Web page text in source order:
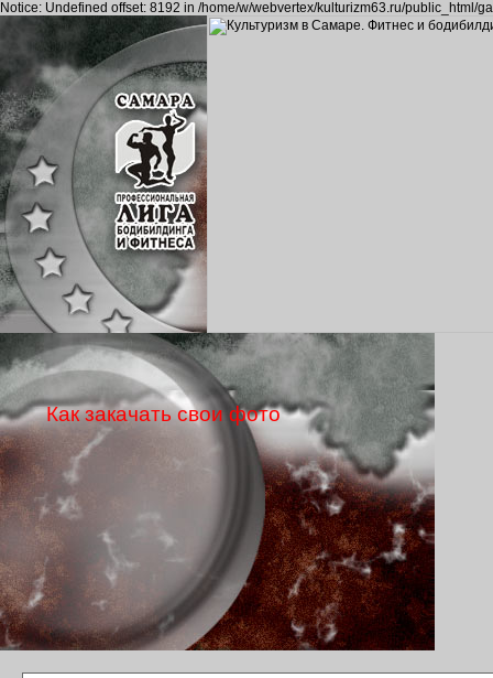
Notice: Undefined offset: 8192 in /home/w/webvertex/kulturizm63.ru/public_html/
Как закачать свои фото